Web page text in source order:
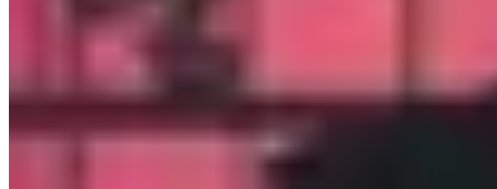
Remera Nezuko Kamado